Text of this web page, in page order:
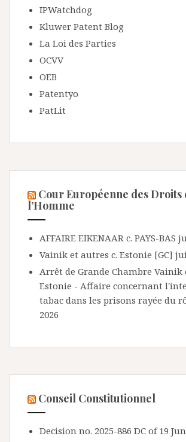
IPWatchdog
Kluwer Patent Blog
La Loi des Parties
OCVV
OEB
Patentyo
PatLit
Cour Européenne des Droits
l’Homme
AFFAIRE EIKENAAR c. PAYS-BAS
Vainik et autres c. Estonie [GC]
Arrêt de Grande Chambre Vainik
Estonie - Affaire concernant
tabac dans les prisons rayée du
2026
Conseil Constitutionnel
Decision no. 2025-886 DC of 19